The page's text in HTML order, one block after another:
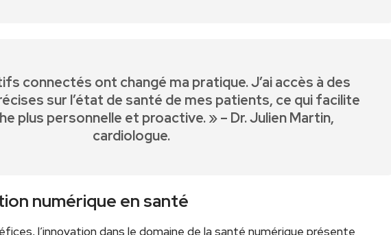
connectés ont‌ changé ma pratique. J’ai ‌accès à des
sur l’état de santé de mes patients, ce qui facilite
plus personnelle et ⁢proactive. » – Dr. Julien Martin,
cardiologue.
numérique en santé
l’innovation dans le domaine ⁢de la santé numérique présente